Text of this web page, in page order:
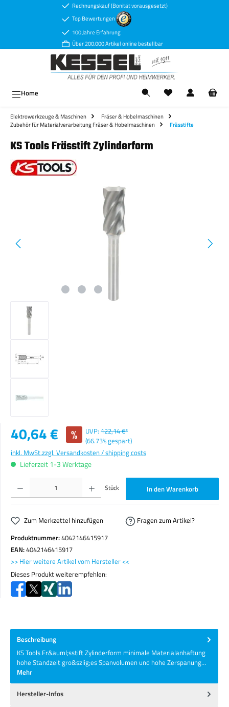
Zum Hauptinhalt springenRechnungskauf (Bonität vorausgesetzt)
Top Bewertungen
100 Jahre Erfahrung
Über 200.000 Artikel online bestellbar
Home
Elektrowerkzeuge & Maschinen
Fräser & Hobelmaschinen
Zubehör für Materialverarbeitung Fräser & Hobelmaschinen
Frässtifte
KS Tools Frässtift Zylinderform
Verkaufspreis:
40,64 € % UVP: 122,14 €*
(66.73% gespart)
inkl. MwSt.zzgl. Versandkosten / shipping costs
Lieferzeit 1-3 Werktage
Produkt Anzahl: Gib den gewünschten Wert ein oder benutze die Schaltflächen um die Anzahl zu
Stück In den Warenkorb
Zum Merkzettel hinzufügen
Fragen zum Artikel?
Produktnummer:4042146415917
EAN:4042146415917
>> Hier weitere Artikel vom Hersteller <<
Dieses Produkt weiterempfehlen:
Beschreibung
KS Tools Fr&auml;sstift Zylinderform minimale Materialanhaftung
hohe Standzeit gro&szlig;es Spanvolumen und hohe Zerspanung…
Mehr
Hersteller-Infos